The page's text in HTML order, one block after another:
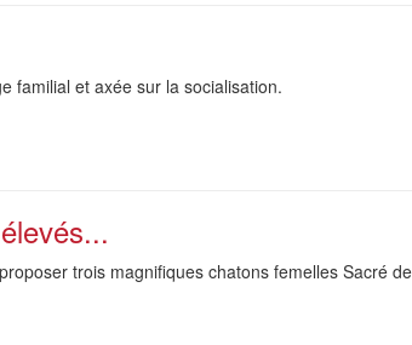
familial et axée sur la socialisation.
trois magnifiques chatons femelles Sacré